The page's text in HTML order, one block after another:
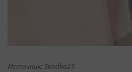
Источник: Svodka25